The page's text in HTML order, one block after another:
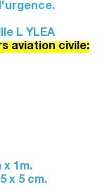
L YLEA
aviation civile:
1m.
x 5 cm.